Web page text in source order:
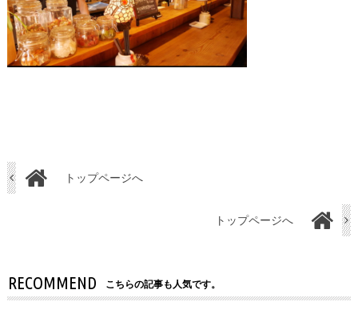
トップページへ
トップページへ
RECOMMEND こちらの記事も人気です。